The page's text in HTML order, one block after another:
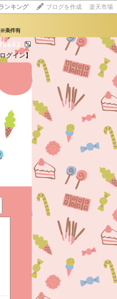
ンキング ブログを作成 楽天市場
ログイン】